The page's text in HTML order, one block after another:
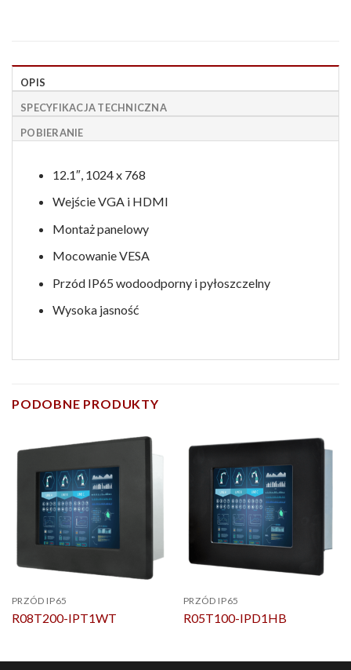
OPIS
SPECYFIKACJA TECHNICZNA
POBIERANIE
12.1″, 1024 x 768
Wejście VGA i HDMI
Montaż panelowy
Mocowanie VESA
Przód IP65 wodoodporny i pyłoszczelny
Wysoka jasność
PODOBNE PRODUKTY
PRZÓD IP65
R08T200-IPT1WT
PRZÓD IP65
R05T100-IPD1HB